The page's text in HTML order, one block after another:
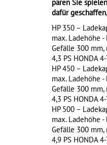
paren Sie
dafür
HP 350 –
max. Ladehöhe
Gefälle 300
4,3 PS HONDA
HP 450 –
max. Ladehöhe
Gefälle 300
4,3 PS HONDA
HP 500 –
max. Ladehöhe
Gefälle 300
4,9 PS HONDA